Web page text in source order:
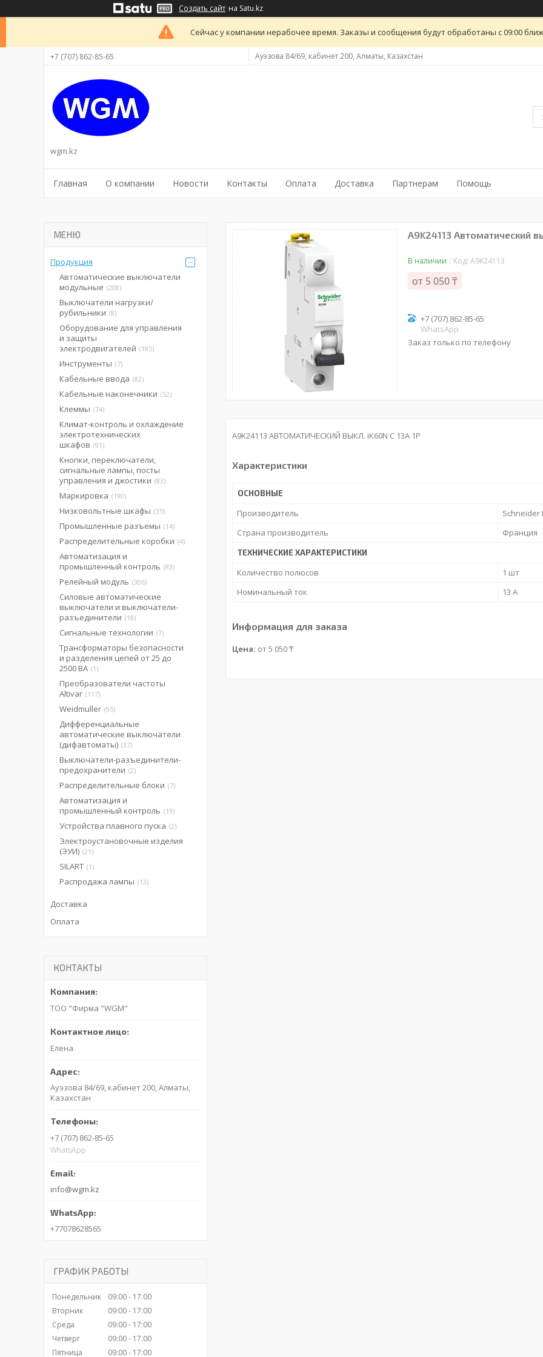
Создать сайт на Satu.kz
Сейчас у компании нерабочее время. Заказы и сообщения будут обработаны с 09:00
+7 (707) 862-85-65 Ауэзова 84/69, кабинет 200, Алматы, Казахстан
wgm.kz
Главная О компании Новости Контакты Оплата Доставка Партнерам Помощь
A9K24113 Автоматический
В наличии Код: A9K24113
от 5 050 ₸
+7 (707) 862-85-65
WhatsApp
Заказ только по телефону
A9K24113 АВТОМАТИЧЕСКИЙ ВЫКЛ. iK60N C 13A 1P
Характеристики
ОСНОВНЫЕ
Производитель
Schneider
Страна производитель
Франция
ТЕХНИЧЕСКИЕ ХАРАКТЕРИСТИКИ
Количество полюсов
1 шт
Номинальный ток
13 А
Информация для заказа
Цена: от 5 050 ₸
Продукция
Автоматические выключатели
модульные 208
Выключатели нагрузки/
рубильники 8
Оборудование для управления
и защиты
электродвигателей
185
Инструменты 7
Кабельные ввода 82
Кабельные наконечники 52
Клеммы 74
Климат-контроль и охлаждение
электротехнических
шкафов 91
Кнопки, переключатели,
сигнальные лампы, посты
управления и джостики 83
Маркировка 190
Низковольтные шкафы 35
Промышленные разъемы 14
Распределительные коробки 4
Автоматизация и
промышленный контроль 83
Релейный модуль 306
Силовые автоматические
выключатели и выключатели-
разъединители
18
Сигнальные технологии 7
Трансформаторы безопасности
и разделения цепей от 25 до
2500 ВА 1
Преобразователи частоты
Altivar 117
Weidmuller 95
Дифференциальные
автоматические выключатели
(дифавтоматы) 37
Выключатели-разъединители-
предохранители 2
Распределительные блоки 7
Автоматизация и
промышленный контроль
19
Устройства плавного пуска 2
Электроустановочные изделия
(ЭУИ) 21
SILART 1
Распродажа лампы 13
Доставка
Оплата
КОНТАКТЫ
ТОО "Фирма "WGM"
Елена
Ауэзова 84/69, кабинет 200, Алматы,
Казахстан
+7 (707) 862-85-65
WhatsApp
info@wgm.kz
+77078628565
ГРАФИК РАБОТЫ
Понедельник 09:00
17:00
Вторник
09:00
17:00
Среда
09:00
17:00
Четверг
09:00
17:00
Пятница
09:00 17:00